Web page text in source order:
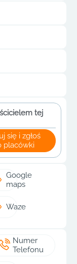
tej
się i zgłoś
placówki
Google
maps
Waze
Numer
Telefonu